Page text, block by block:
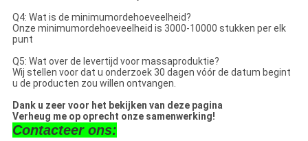
Q4: Wat is de minimumordehoeveelheid?
Onze minimumordehoeveelheid is 3000-10000 stukken per elk
punt
Q5: Wat over de levertijd voor massaproduktie?
Wij stellen voor dat u onderzoek 30 dagen vóór de datum begint
u de producten zou willen ontvangen.
Dank u zeer voor het bekijken van deze pagina
Verheug me op oprecht onze samenwerking!
Contacteer ons: